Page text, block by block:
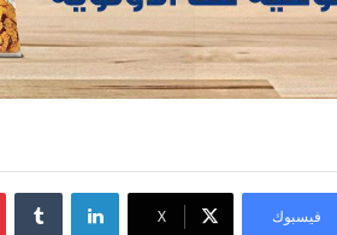
فيسبوك X
لينكدإن